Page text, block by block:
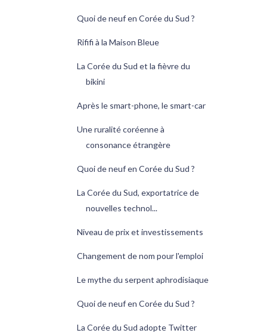
Quoi de neuf en Corée du Sud ?
Rififi à la Maison Bleue
La Corée du Sud et la fièvre du
bikini
Après le smart-phone, le smart-car
Une ruralité coréenne à
consonance étrangère
Quoi de neuf en Corée du Sud ?
La Corée du Sud, exportatrice de
nouvelles technol...
Niveau de prix et investissements
Changement de nom pour l'emploi
Le mythe du serpent aphrodisiaque
Quoi de neuf en Corée du Sud ?
La Corée du Sud adopte Twitter